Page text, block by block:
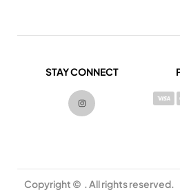
STAY CONNECT
I
n
s
t
Copyright © . All rights reserved.